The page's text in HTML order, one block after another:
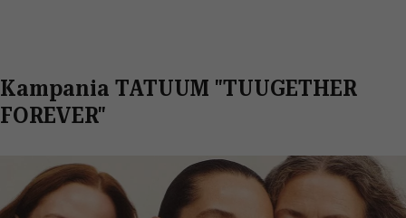
Kampania TATUUM "TUUGETHER
FOREVER"